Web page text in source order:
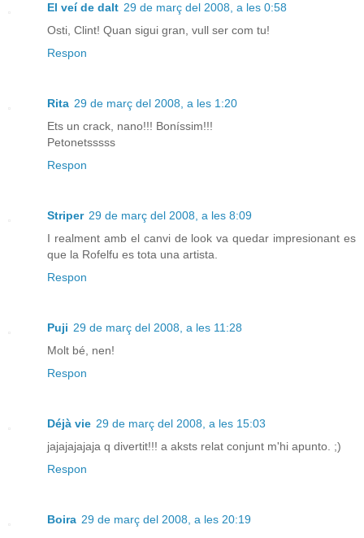
El veí de dalt 29 de març del 2008, a les 0:58
Osti, Clint! Quan sigui gran, vull ser com tu!
Respon
Rita 29 de març del 2008, a les 1:20
Ets un crack, nano!!! Boníssim!!!
Petonetsssss
Respon
Striper 29 de març del 2008, a les 8:09
I realment amb el canvi de look va quedar impresionant es
que la Rofelfu es tota una artista.
Respon
Puji 29 de març del 2008, a les 11:28
Molt bé, nen!
Respon
Déjà vie 29 de març del 2008, a les 15:03
jajajajajaja q divertit!!! a aksts relat conjunt m'hi apunto. ;)
Respon
Boira 29 de març del 2008, a les 20:19